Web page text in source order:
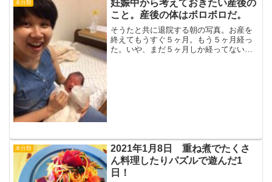
未分類
妊娠中から考えておきたい産後の
こと。産後の体はボロボロだ。
そうたと共に退院する朝の写真。お産を
終えてもうすぐ５ヶ月。もう５ヶ月経っ
た。いや、まだ５ヶ月しか経ってないな
未分類
2021年1月8日 重ね煮でたくさ
ん料理したりパズルで遊んだ1
日！